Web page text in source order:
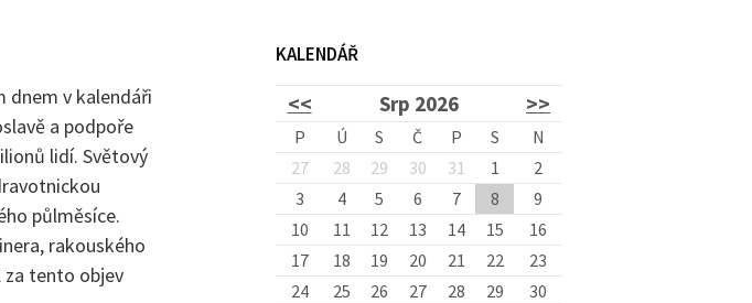
n
dnem v kalendáři
a podpoře
lidí. Světový
půlměsíce.
rakouského
za tento objev
KALENDÁŘ
<< Srp 2026 >>
P Ú S Č P S
N
27
28 29 30 31 1
2
3
4 5 6 7 8
9
10
11 12 13 14 15
16
17
18 19 20 21 22
23
24
25 26 27 28 29
30